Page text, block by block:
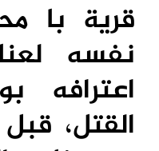
قرية با
نفسه
اعترافه
القتل،